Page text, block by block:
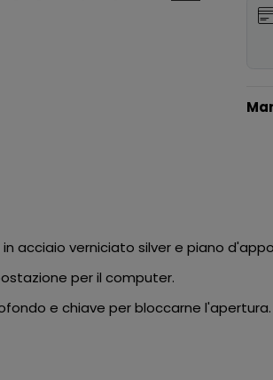
acciaio verniciato silver e piano
per il computer.
e chiave per bloccarne l'apertura.